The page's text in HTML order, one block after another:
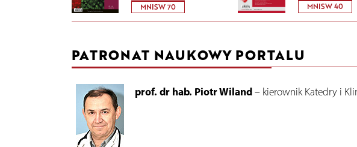
MNISW 70
MNISW 40
PATRONAT NAUKOWY PORTALU
prof. dr hab. Piotr Wiland– kierownik Katedry i